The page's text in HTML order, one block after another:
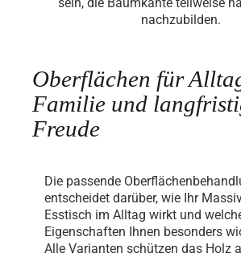
nachzubilden.
Oberflächen für
Familie und
Freude
Die passende
entscheidet darüber, wie Ihr
Esstisch im Alltag wirkt und
Eigenschaften Ihnen besonders
Alle Varianten schützen das Holz